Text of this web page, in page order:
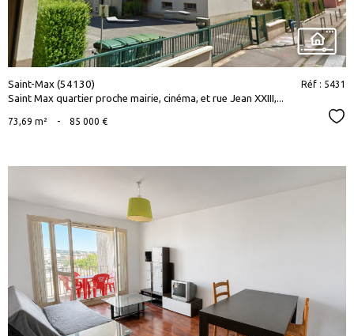
Saint-Max (54130)
Saint Max quartier proche mairie, cinéma, et rue Jean XXIII,...
Réf : 5431
73,69 m² - 85 000 €
voir le
bien